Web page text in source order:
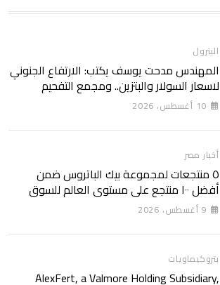
البترول
المهندس مدحت يوسف يكتب: الارتفاع الجنوني
لاسعار السولار والبتزين.. ومجمع التفحيم
للمازوت بشركة السويس
10 أغسطس، 2026
أخبار مصر
٥ منتجعات لمجموعة بيك الباتروس ضمن
أفضل ١٠٠ منتجع على مستوى العالم للسوق
الروسى
9 أغسطس، 2026
بتروكيماويات
AlexFert, a Valmore Holding Subsidiary,